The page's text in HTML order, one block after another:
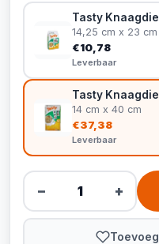
Tasty
14,25 cm x 23 cm
€10,78
Leverbaar
Tasty
14 cm x 40 cm
€37,38
Leverbaar
− +